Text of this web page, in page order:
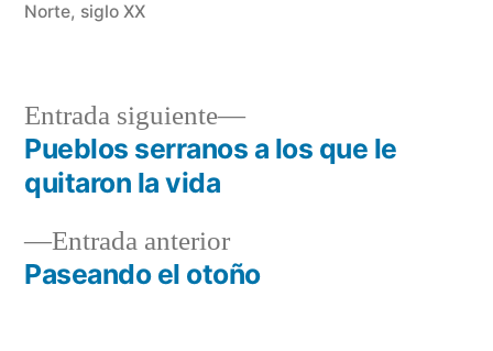
Norte, siglo XX
Navegación
entradas
Entrada anteriorEntrada
anterior:
Paseando el otoño
Entrada siguiente
Entrada
siguiente:
Pueblos serranos a los que le
quitaron la vida